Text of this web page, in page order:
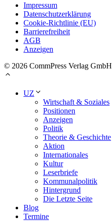
Impressum
Datenschutzerklärung
Cookie-Richtlinie (EU)
Barrierefreiheit
AGB
Anzeigen
© 2026 CommPress Verlag GmbH
UZ
Wirtschaft & Soziales
Positionen
Anzeigen
Politik
Theorie & Geschichte
Aktion
Internationales
Kultur
Leserbriefe
Kommunalpolitik
Hintergrund
Die Letzte Seite
Blog
Termine